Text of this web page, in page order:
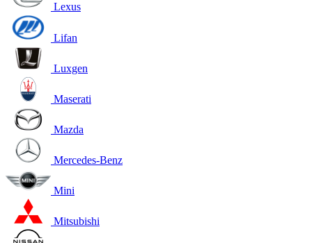
Lexus
Lifan
Luxgen
Maserati
Mazda
Mercedes-Benz
Mini
Mitsubishi